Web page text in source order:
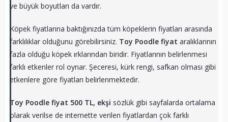
ve büyük boyutları da vardır.
Köpek fiyatlarına baktığınızda tüm köpeklerin fiyatları arasında
farklılıklar olduğunu görebilirsiniz. Toy Poodle fiyat aralıklarının
fazla olduğu köpek ırklarından biridir. Fiyatlarının belirlenmesi
farklı etkenler rol oynar. Şeceresi, kürk rengi, safkan olması gibi
etkenlere göre fiyatları belirlenmektedir.
Toy Poodle fiyat 500 TL, ekşi sözlük gibi sayfalarda ortalama
olarak verilse de internette verilen fiyatlardan çok farklı